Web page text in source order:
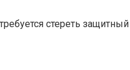
стереть